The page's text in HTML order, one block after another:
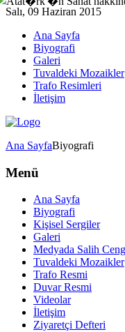
Salı, 09 Haziran 2015
Ana Sayfa
Biyografi
Galeri
Tuvaldeki Mozaikler
Trafo Resimleri
İletişim
Ana SayfaBiyografi
Menü
Ana Sayfa
Biyografi
Kişisel Sergiler
Galeri
Medyada Salih
Tuvaldeki Mozaikler
Trafo Resmi
Duvar Resmi
Videolar
İletişim
Ziyaretçi Defteri